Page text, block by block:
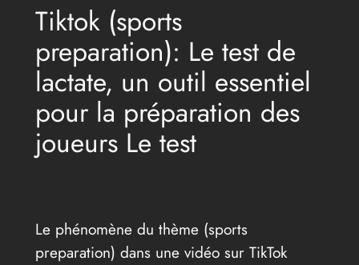
Tiktok (sports
preparation): Le test de
lactate, un outil essentiel
pour la préparation des
joueurs Le test
Le phénomène du thème (sports
preparation) dans une vidéo sur TikTok